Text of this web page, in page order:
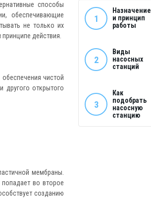
1
Назначение
и принцип
работы
2
Виды
насосных
станций
3
Как
подобрать
насосную
станцию
способы
обеспечивающие
не только их
принципе действия.
чистой
открытого
мембраны.
во второе
созданию